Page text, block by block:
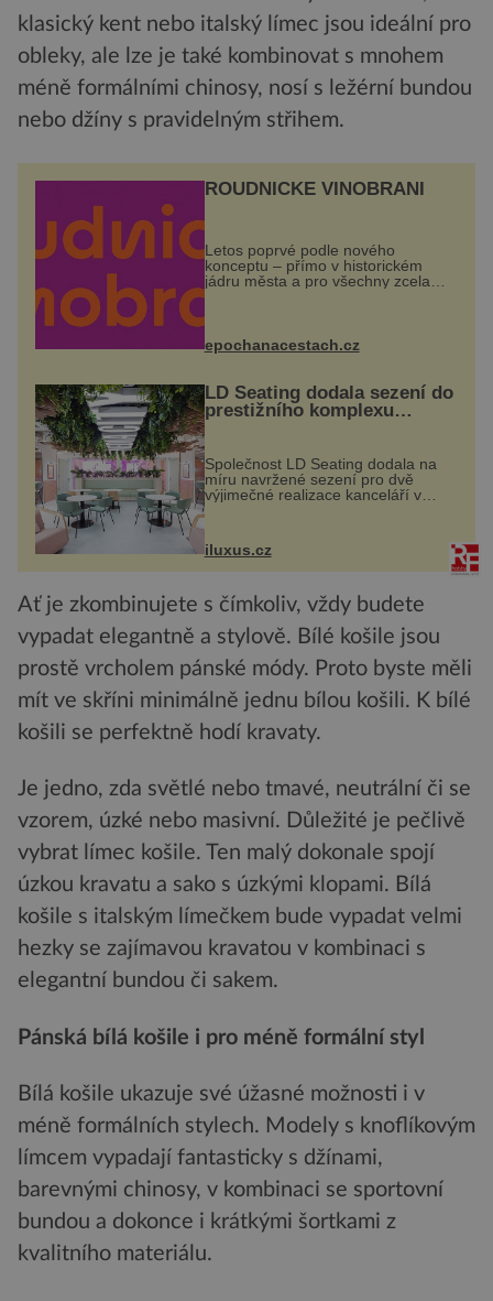
klasický kent nebo italský límec jsou ideální pro
obleky, ale lze je také kombinovat s mnohem
méně formálními chinosy, nosí s ležérní bundou
nebo džíny s pravidelným střihem.
ROUDNICKÉ VINOBRANÍ
Letos poprvé podle nového
konceptu – přímo v historickém
jádru města a pro všechny zcela
zdarma. Hlavní program se
náměstí. Návštěvníci se mohou těšit
na víno, burčák, pes...
epochanacestach.cz
LD Seating dodala sezení do
prestižního komplexu
MediaCityUK v Salfordu
Společnost LD Seating dodala na
míru navržené sezení pro dvě
výjimečné realizace kanceláří v
areálu MediaCityUK v anglickém
Tower a Orange Tower. Komplex
budov Media...
iluxus.cz
Ať je zkombinujete s čímkoliv, vždy budete
vypadat elegantně a stylově. Bílé košile jsou
prostě vrcholem pánské módy. Proto byste měli
mít ve skříni minimálně jednu bílou košili. K bílé
košili se perfektně hodí kravaty.
Je jedno, zda světlé nebo tmavé, neutrální či se
vzorem, úzké nebo masivní. Důležité je pečlivě
vybrat límec košile. Ten malý dokonale spojí
úzkou kravatu a sako s úzkými klopami. Bílá
košile s italským límečkem bude vypadat velmi
hezky se zajímavou kravatou v kombinaci s
elegantní bundou či sakem.
Pánská bílá košile i pro méně formální styl
Bílá košile ukazuje své úžasné možnosti i v
méně formálních stylech. Modely s knoflíkovým
límcem vypadají fantasticky s džínami,
barevnými chinosy, v kombinaci se sportovní
bundou a dokonce i krátkými šortkami z
kvalitního materiálu.